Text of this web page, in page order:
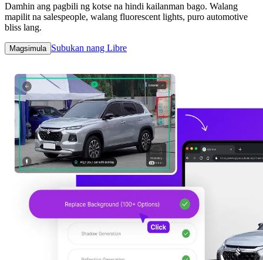
Damhin ang pagbili ng kotse na hindi kailanman bago. Walang
mapilit na salespeople, walang fluorescent lights, puro automotive
bliss lang.
Magsimula Subukan nang Libre